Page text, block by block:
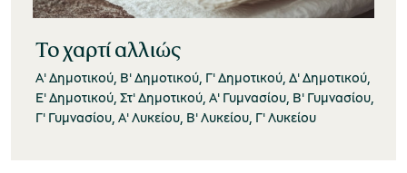
Το χαρτί αλλιώς
Α' Δημοτικού, Β' Δημοτικού, Γ' Δημοτικού, Δ' Δημοτικού,
Ε' Δημοτικού, Στ' Δημοτικού, Α' Γυμνασίου, Β' Γυμνασίου,
Γ' Γυμνασίου, Α' Λυκείου, Β' Λυκείου, Γ' Λυκείου